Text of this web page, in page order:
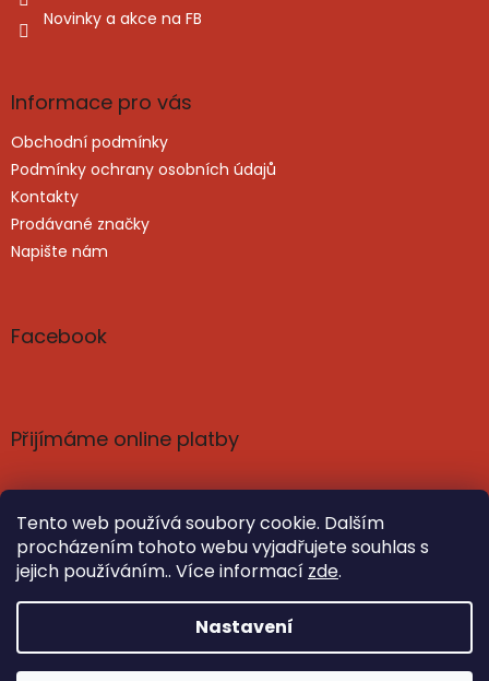
Tento web používá soubory cookie. Dalším
procházením tohoto webu vyjadřujete souhlas s
jejich používáním.. Více informací zde.
Nastavení
Novinky a akce na FB
Informace pro vás
Obchodní podmínky
Podmínky ochrany osobních údajů
Kontakty
Prodávané značky
Napište nám
Facebook
Přijímáme online platby
Nastavil tým EshopyUmíme.cz